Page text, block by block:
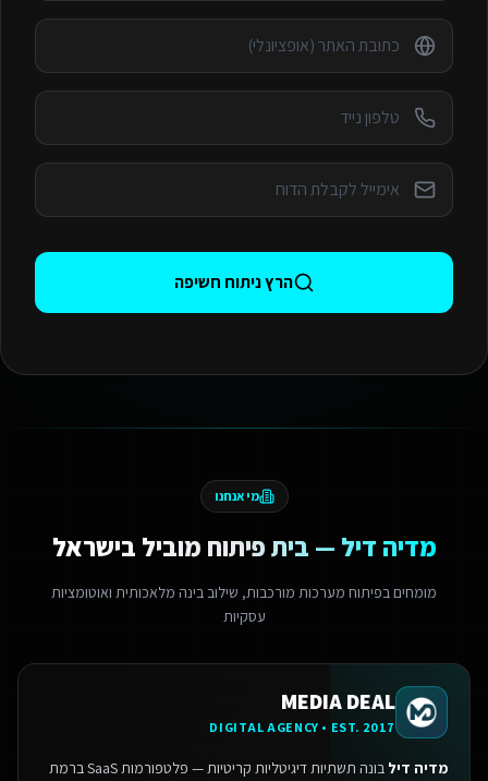
הרץ ניתוח חשיפה
מי אנחנו
מדיה דיל — בית פיתוח מוביל בישראל
מומחים בפיתוח מערכות מורכבות, שילוב בינה מלאכותית ואוטומציות
עסקיות
MEDIA DEAL
DIGITAL AGENCY • EST. 2017
מדיה דיל
בונה תשתיות דיגיטליות קריטיות — פלטפורמות SaaS ברמת